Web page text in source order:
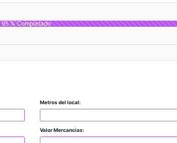
95 % Completado
Metros del local:
Valor Mercancias: